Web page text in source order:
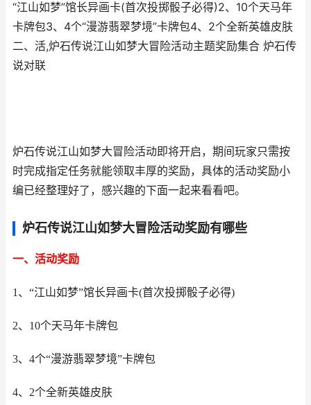
“江山如梦”馆长异画卡(首次投掷骰子必得)2、10个天马年
卡牌包3、4个“漫游翡翠梦境”卡牌包4、2个全新英雄皮肤
二、活,炉石传说江山如梦大冒险活动主题奖励集合 炉石传
说对联
炉石传说江山如梦大冒险活动即将开启，期间玩家只需按
时完成指定任务就能领取丰厚的奖励，具体的活动奖励小
编已经整理好了，感兴趣的下面一起来看看吧。
炉石传说江山如梦大冒险活动奖励有哪些
一、活动奖励
1、“江山如梦”馆长异画卡(首次投掷骰子必得)
2、10个天马年卡牌包
3、4个“漫游翡翠梦境”卡牌包
4、2个全新英雄皮肤